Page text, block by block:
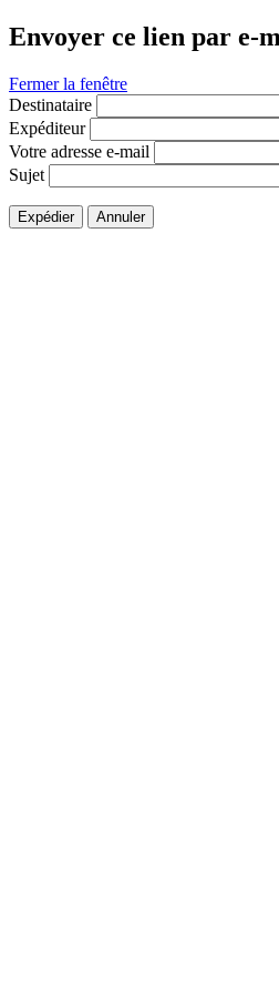
Envoyer ce lien par e-
Fermer la fenêtre
Destinataire
Expéditeur
Votre adresse e-mail
Sujet
Expédier Annuler